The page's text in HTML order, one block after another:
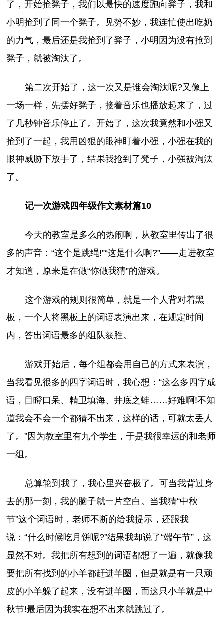
了，开始抢凳子，我们以最快的速度跑向凳子，我和
小明抢到了同一个凳子。见势不妙，我连忙使出吃奶
的力气，最后还是我抢到了凳子，小明因为没有抢到
凳子，就被淘汰了。
第二次开始了，这一次又是谁会淘汰呢?又像上
一场一样，先摆好凳子，接着音乐也播放起来了，过
了几秒钟音乐停止了。开始了，这次我竟然和小强又
抢到了一起，我用凶狠的眼神盯着小强，小强在我的
眼神威胁下放手了，结果我抢到了凳子，小强被淘汰
了。
记一次游戏四年级作文素材篇10
今天的教室是多么的热闹啊，从教室里传出了很
多的声音：“这个是跳绳!”“这是什么啊?”——走进教室
才知道，原来是在做“你做我猜”的游戏。
这个游戏的规则很简单，就是一个人背对着黑
板，一个人将黑板上的词语表演出来，在规定时间
内，答出词语最多的组队获胜。
游戏开始后，每个组都会用自己的方式来表演，
当我看见很多的四字词语时，我心想：“这么多四字成
语，目瞪口呆、精卫填海、井底之蛙……好难啊!不知
道我会不会一个都猜不出来，这样的话，可就太丢人
了。”因为教室里有九个学生，于是我很幸运的和老师
一组。
总算轮到我了，我心里兴奋极了。可当我背过身
去的那一刻，我的脑子就一片空白。当我猜“中秋
节”这个词语时，老师不断的给我提示，还跟我
说：“什么时候吃月饼呢?”结果我却说了“端午节”，这
显然不对。我把所有想到的词语都想了一遍，就像我
要把所有找到的小羊都赶进羊圈，但是就是有一只顽
皮的小羊躲了起来，没有进羊圈，而这只小羊就是中
秋节!最后因为我实在想不出来就跳过了。